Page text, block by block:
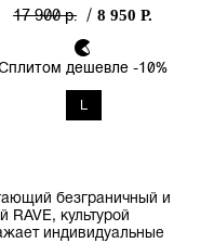
17 900 р.
/ 8 950 Р.
дешевле -10%
L
безграничный и
культурой
индивидуальные